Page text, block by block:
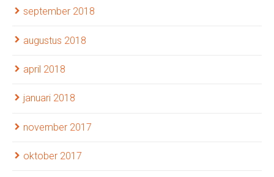
september 2018
augustus 2018
april 2018
januari 2018
november 2017
oktober 2017